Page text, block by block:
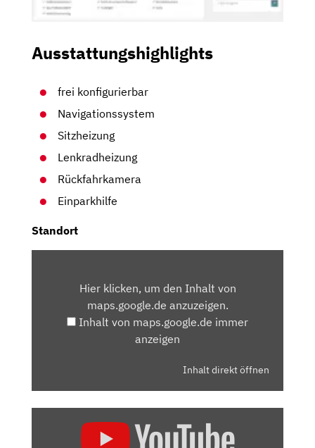
Ausstattungshighlights
frei konfigurierbar
Navigationssystem
Sitzheizung
Lenkradheizung
Rückfahrkamera
Einparkhilfe
Standort
MAPS.GOOGLE.DEHier klicken, um den Inhalt von
maps.google.de anzuzeigen.
Inhalt von maps.google.de immer
anzeigen
Inhalt direkt öffnen